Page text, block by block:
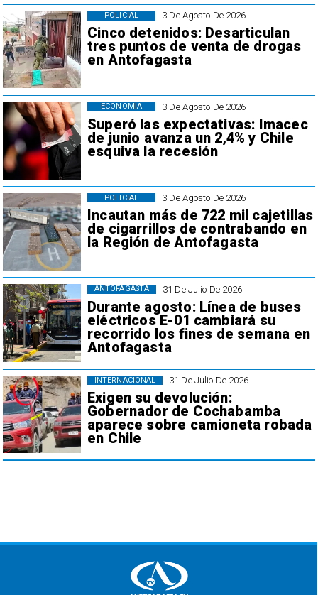
3 De Agosto De 2026
Cinco detenidos: Desarticulan
tres puntos de venta de drogas
en Antofagasta
POLICIAL
3 De Agosto De 2026
Superó las expectativas: Imacec
de junio avanza un 2,4% y Chile
esquiva la recesión
ECONOMÍA
3 De Agosto De 2026
Incautan más de 722 mil cajetillas
de cigarrillos de contrabando en
la Región de Antofagasta
POLICIAL
31 De Julio De 2026
Durante agosto: Línea de buses
eléctricos E-01 cambiará su
recorrido los fines de semana en
Antofagasta
ANTOFAGASTA
31 De Julio De 2026
Exigen su devolución:
Gobernador de Cochabamba
aparece sobre camioneta robada
en Chile
INTERNACIONAL